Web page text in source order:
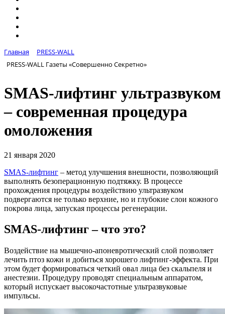
Главная
PRESS-WALL
PRESS-WALL Газеты «Совершенно Секретно»
SMAS-лифтинг ультразвуком
– современная процедура
омоложения
21 января 2020
SMAS-лифтинг – метод улучшения внешности, позволяющий
выполнять безоперационную подтяжку. В процессе
прохождения процедуры воздействию ультразвуком
подвергаются не только верхние, но и глубокие слои кожного
покрова лица, запуская процессы регенерации.
SMAS-лифтинг – что это?
Воздействие на мышечно-апоневротический слой позволяет
лечить птоз кожи и добиться хорошего лифтинг-эффекта. При
этом будет формироваться четкий овал лица без скальпеля и
анестезии. Процедуру проводят специальным аппаратом,
который испускает высокочастотные ультразвуковые
импульсы.